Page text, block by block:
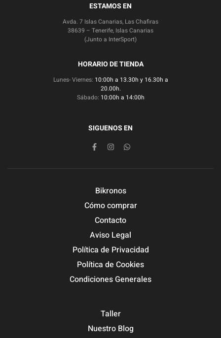
ESTAMOS EN
Avda. 7 Islas Canarias, Las Chafiras
38639 – Tenerife, Islas Canarias
(Junto a InterSport)
HORARIO DE TIENDA
Lunes- Viernes: 10:00h a 13.30h y 16.30h a
20.00h.
Sábado: 10:00h a 14:00h
SIGUENOS EN
Bikronos
Cómo comprar
Contacto
Aviso Legal
Política de Privacidad
Política de Cookies
Condiciones Generales
Taller
Nuestro Blog